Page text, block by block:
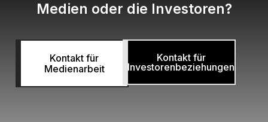
Medien oder die Investoren?
Kontakt für
Medienarbeit
Kontakt für
Investorenbeziehungen